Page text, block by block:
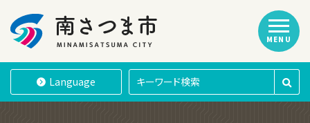
南さつま市
Language
MENU